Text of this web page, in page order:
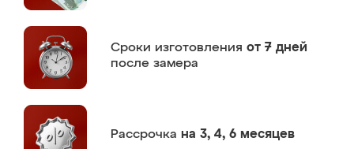
Сроки изготовления от 7 дней
после замера
Рассрочка на 3, 4, 6 месяцев